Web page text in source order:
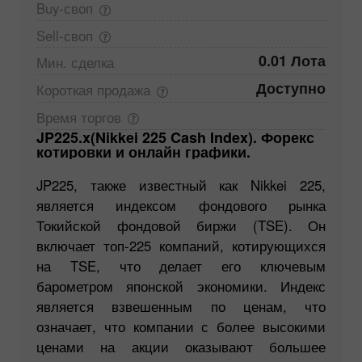
Buy-своп
Sell-своп
Мин. сделка 0.01 Лота
Короткая продажа Доступно
Время торгов
JP225.x(Nikkei 225 Cash Index). Форекс
котировки и онлайн графики.
JP225, также известный как Nikkei 225,
является индексом фондового рынка
Токийской фондовой биржи (TSE). Он
включает топ-225 компаний, котирующихся
на TSE, что делает его ключевым
барометром японской экономики. Индекс
является взвешенным по ценам, что
означает, что компании с более высокими
ценами на акции оказывают большее